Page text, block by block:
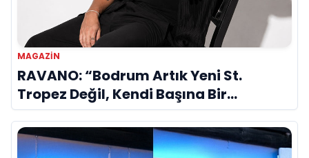
MAGAZIN
RAVANO: “Bodrum Artık Yeni St.
Tropez Değil, Kendi Başına Bir
Referans”